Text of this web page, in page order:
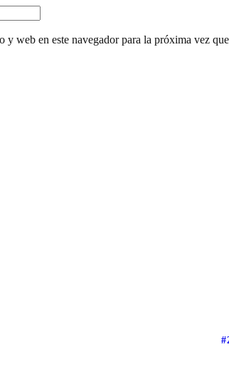
web en este navegador para la próxima vez